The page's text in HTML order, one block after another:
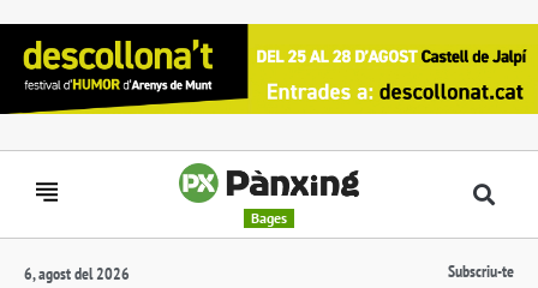
Bages
6, agost del 2026 Subscriu-te